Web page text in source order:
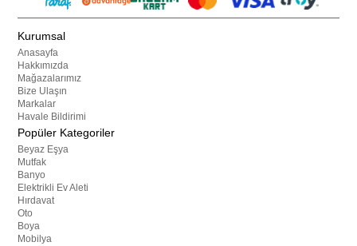
Kurumsal
Anasayfa
Hakkımızda
Mağazalarımız
Bize Ulaşın
Markalar
Havale Bildirimi
Popüler Kategoriler
Beyaz Eşya
Mutfak
Banyo
Elektrikli Ev Aleti
Hırdavat
Oto
Boya
Mobilya